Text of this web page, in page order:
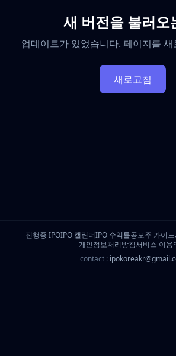
새 버전을 불러오
업데이트가 있었습니다. 페이지를
새로고침
진행중 IPOIPO 캘린더IPO 수익률공모주 가이드
개인정보처리방침서비스 이용
contact :